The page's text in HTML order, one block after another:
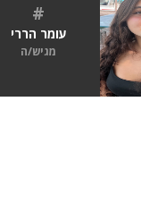
#
עומר הררי
מגיש/ה